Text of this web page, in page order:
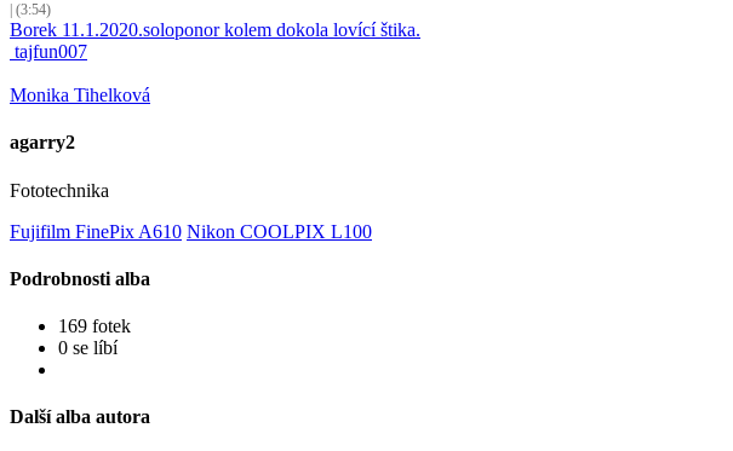
| (3:54)
Borek 11.1.2020.soloponor kolem dokola lovící štika.
tajfun007
Monika Tihelková
agarry2
Fototechnika
Fujifilm FinePix A610 Nikon COOLPIX L100
Podrobnosti alba
169 fotek
0 se líbí
Další alba autora